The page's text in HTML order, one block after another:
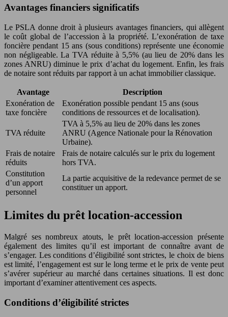
Avantages financiers significatifs
Le PSLA donne droit à plusieurs avantages financiers, qui allègent
le coût global de l’accession à la propriété. L’exonération de taxe
foncière pendant 15 ans (sous conditions) représente une économie
non négligeable. La TVA réduite à 5,5% (au lieu de 20% dans les
zones ANRU) diminue le prix d’achat du logement. Enfin, les frais
de notaire sont réduits par rapport à un achat immobilier classique.
Avantage
Description
Exonération de
taxe foncière
Exonération possible pendant 15 ans (sous
conditions de ressources et de localisation).
TVA réduite
TVA à 5,5% au lieu de 20% dans les zones
ANRU (Agence Nationale pour la Rénovation
Urbaine).
Frais de notaire
réduits
Frais de notaire calculés sur le prix du logement
hors TVA.
Constitution
d’un apport
personnel
La partie acquisitive de la redevance permet de se
constituer un apport.
Limites du prêt location-accession
Malgré ses nombreux atouts, le prêt location-accession présente
également des limites qu’il est important de connaître avant de
s’engager. Les conditions d’éligibilité sont strictes, le choix de biens
est limité, l’engagement est sur le long terme et le prix de vente peut
s’avérer supérieur au marché dans certaines situations. Il est donc
important d’examiner attentivement ces aspects.
Conditions d’éligibilité strictes